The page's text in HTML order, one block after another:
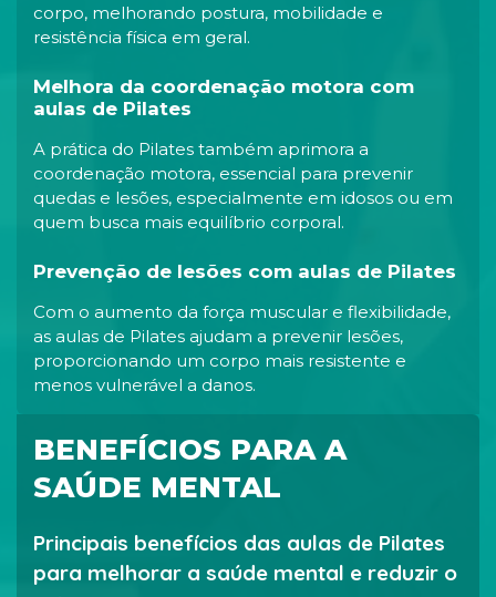
corpo, melhorando postura, mobilidade e
resistência física em geral.
Melhora da coordenação motora com
aulas de Pilates
A prática do Pilates também aprimora a
coordenação motora, essencial para prevenir
quedas e lesões, especialmente em idosos ou em
quem busca mais equilíbrio corporal.
Prevenção de lesões com aulas de Pilates
Com o aumento da força muscular e flexibilidade,
as aulas de Pilates ajudam a prevenir lesões,
proporcionando um corpo mais resistente e
menos vulnerável a danos.
BENEFÍCIOS PARA A
SAÚDE MENTAL
Principais benefícios das aulas de Pilates
para melhorar a saúde mental e reduzir o